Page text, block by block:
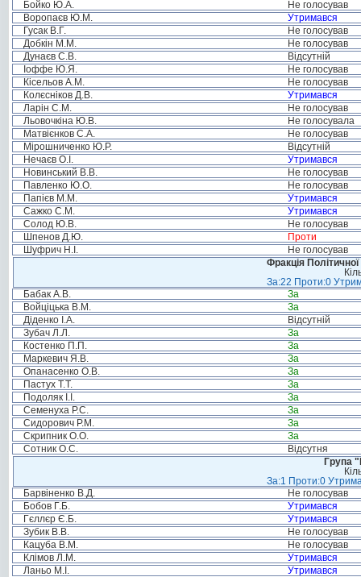
Бойко Ю.А.
Не голосував
Воропаєв Ю.М.
Утримався
Гусак В.Г.
Не голосував
Добкін М.М.
Не голосував
Дунаєв С.В.
Відсутній
Іоффе Ю.Я.
Не голосував
Кісельов А.М.
Не голосував
Колєсніков Д.В.
Утримався
Ларін С.М.
Не голосував
Льовочкіна Ю.В.
Не голосувала
Матвієнков С.А.
Не голосував
Мірошниченко Ю.Р.
Відсутній
Нечаєв О.І.
Утримався
Новинський В.В.
Не голосував
Павленко Ю.О.
Не голосував
Папієв М.М.
Утримався
Сажко С.М.
Утримався
Солод Ю.В.
Не голосував
Шпенов Д.Ю.
Проти
Шуфрич Н.І.
Не голосував
Фракція
За:22 Проти:0
Бабак А.В.
За
Войціцька В.М.
За
Діденко І.А.
Відсутній
Зубач Л.Л.
За
Костенко П.П.
За
Маркевич Я.В.
За
Опанасенко О.В.
За
Пастух Т.Т.
За
Подоляк І.І.
За
Семенуха Р.С.
За
Сидорович Р.М.
За
Скрипник О.О.
За
Сотник О.С.
Відсутня
Група
За:1 Проти:0
Барвіненко В.Д.
Не голосував
Бобов Г.Б.
Утримався
Гєллєр Є.Б.
Утримався
Зубик В.В.
Не голосував
Кацуба В.М.
Не голосував
Клімов Л.М.
Утримався
Ланьо М.І.
Утримався